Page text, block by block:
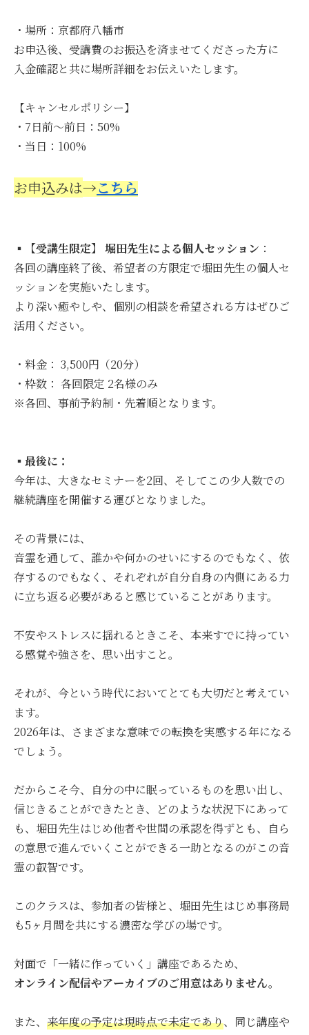
・場所：京都府八幡市
お申込後、受講費のお振込を済ませてくださった方に
入金確認と共に場所詳細をお伝えいたします。
【キャンセルポリシー】
・7日前〜前日：50%
・当日：100%
お申込みは→こちら
▪️ 【受講生限定】 堀田先生による個人セッション ：
各回の講座終了後、希望者の方限定で堀田先生の個人セ
ッションを実施いたします。
より深い癒やしや、個別の相談を希望される方はぜひご
活用ください。
・料金： 3,500円（20分）
・枠数： 各回限定 2名様のみ
※各回、事前予約制・先着順となります。
▪️ 最後に：
今年は、大きなセミナーを2回、そしてこの少人数での
継続講座を開催する運びとなりました。
その背景には、
音霊を通して、誰かや何かのせいにするのでもなく、依
存するのでもなく、それぞれが自分自身の内側にある力
に立ち返る必要があると感じていることがあります。
不安やストレスに揺れるときこそ、本来すでに持ってい
る感覚や強さを、思い出すこと。
それが、今という時代においてとても大切だと考えてい
ます。
2026年は、さまざまな意味での転換を実感する年になる
でしょう。
だからこそ今、自分の中に眠っているものを思い出し、
信じきることができたとき、どのような状況下にあって
も、堀田先生はじめ他者や世間の承認を得ずとも、自ら
の意思で進んでいくことができる一助となるのがこの音
霊の叡智です。
このクラスは、参加者の皆様と、堀田先生はじめ事務局
も5ヶ月間を共にする濃密な学びの場です。
対面で「一緒に作っていく」講座であるため、
オンライン配信やアーカイブのご用意はありません。
また、 来年度の予定は現時点で未定であり、同じ講座や